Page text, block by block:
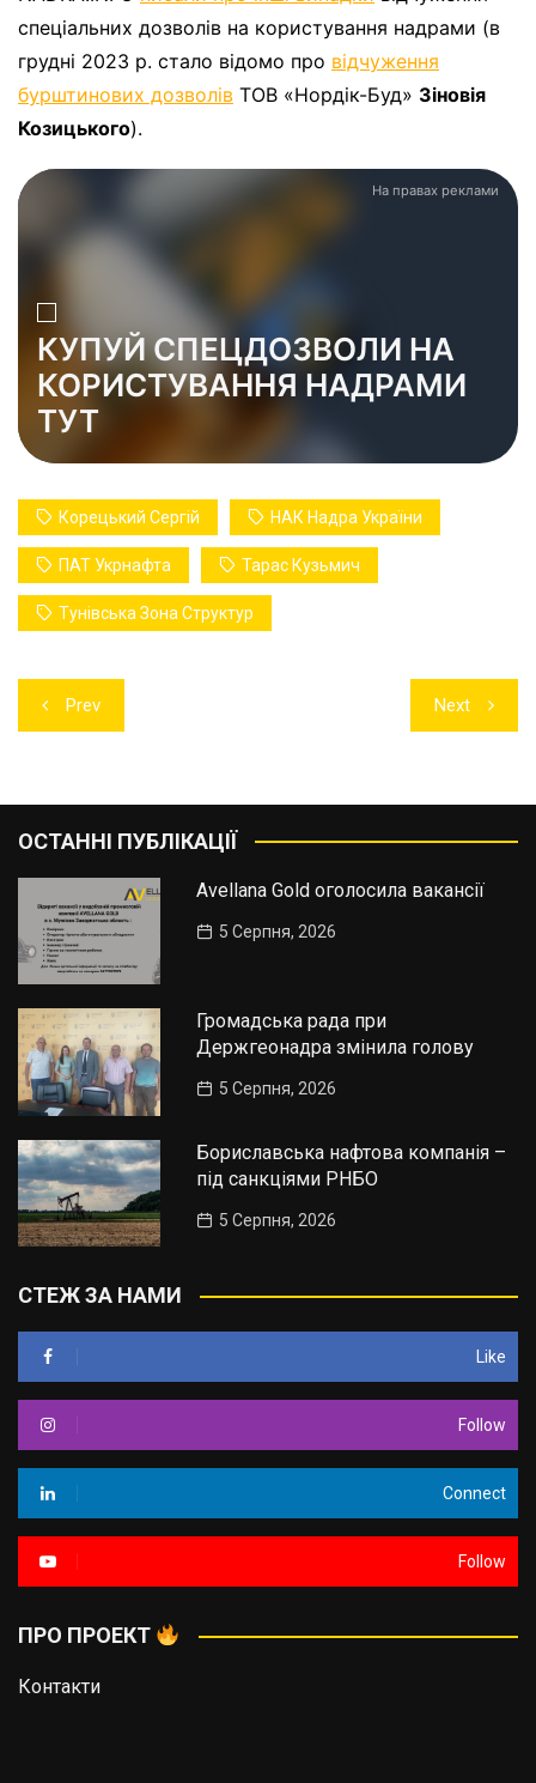
спеціальних дозволів на користування надрами (в
грудні 2023 р. стало відомо про відчуження
бурштинових дозволів ТОВ «Нордік-Буд» Зіновія
Козицького).
На правах реклами
КУПУЙ СПЕЦДОЗВОЛИ НА
КОРИСТУВАННЯ НАДРАМИ
ТУТ
Корецький Сергій НАК Надра України
ПАТ Укрнафта Тарас Кузьмич
Тунівська Зона Структур
Навігація
записів
Prev Next
ОСТАННІ ПУБЛІКАЦІЇ
Avellana Gold оголосила вакансії
5 Серпня, 2026
Громадська рада при
Держгеонадра змінила голову
5 Серпня, 2026
Бориславська нафтова компанія –
під санкціями РНБО
5 Серпня, 2026
СТЕЖ ЗА НАМИ
Like
Follow
Connect
Follow
ПРО ПРОЕКТ
Контакти